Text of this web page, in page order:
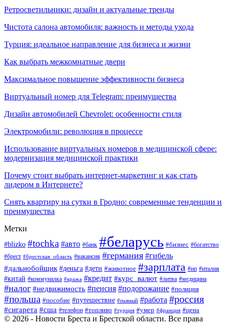
Ретросветильники: дизайн и актуальные тренды
Чистота салона автомобиля: важность и методы ухода
Турция: идеальное направление для бизнеса и жизни
Как выбрать межкомнатные двери
Максимальное повышение эффективности бизнеса
Виртуальный номер для Telegram: преимущества
Дизайн автомобилей Chevrolet: особенности стиля
Электромобили: революция в процессе
Использование виртуальных номеров в медицинской сфере:
модернизация медицинской практики
Почему стоит выбрать интернет-маркетинг и как стать
лидером в Интернете?
Снять квартиру на сутки в Гродно: современные тенденции и
преимущества
Метки
#blizko #tochka #авто #банк #беларусь #бизнес #богатство
#брест #брестская_область #вакансия #германия #гибель
#дальнобойщик #деньга #дети #животное #зарплата #ип #италия
#китай #коммуналка #кража #кредит #курс_валют #литва #медицина
#налог #недвижимость #пенсия #подорожание #полиция
#польша #пособие #путешествие #пьяный #работа #россия
#сигарета #сша #телефон #топливо #турция #умер #франция #цена
© 2026 - Новости Бреста и Брестской области. Все права